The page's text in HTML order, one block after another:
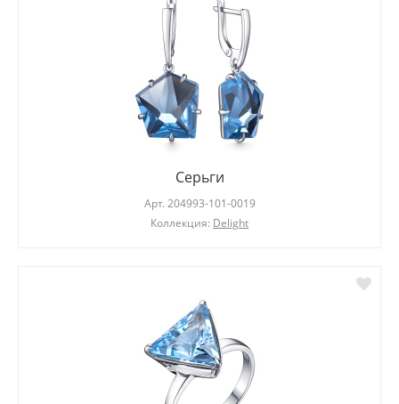
Серьги
Арт. 204993-101-0019
Коллекция: Delight